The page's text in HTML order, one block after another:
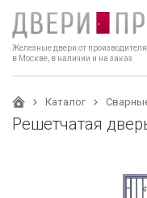
Железные двери от производителя
в Москве, в наличии и на заказ
Каталог
Решетчатая